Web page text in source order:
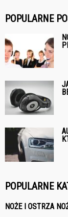
POPULARNE
POPULARNE
NOŻE I OSTRZA